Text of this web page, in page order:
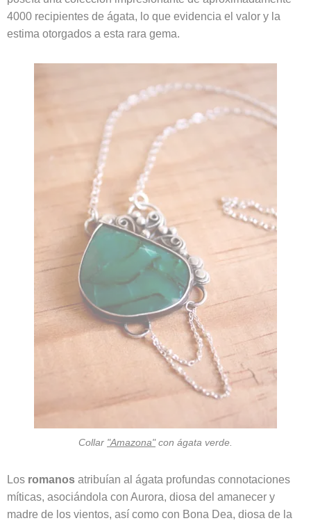
4000 recipientes de ágata, lo que evidencia el valor y la
estima otorgados a esta rara gema.
Collar "Amazona"con ágata verde.
Los romanos atribuían al ágata profundas connotaciones
míticas, asociándola con Aurora, diosa del amanecer y
madre de los vientos, así como con Bona Dea, diosa de la